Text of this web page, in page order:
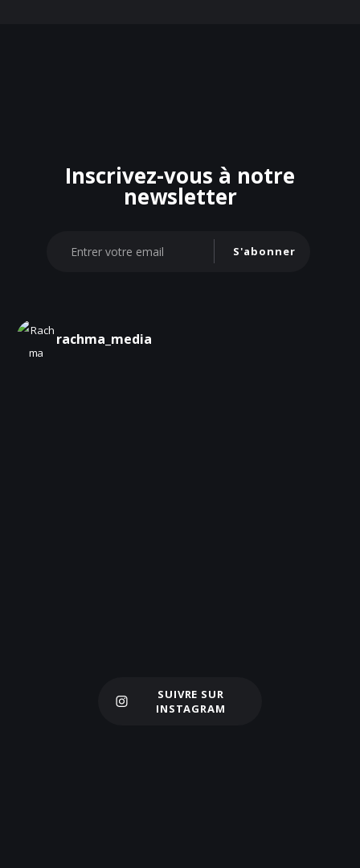
Inscrivez-vous à notre
newsletter
S'abonner
rachma_media
Charger plus
SUIVRE SUR
INSTAGRAM